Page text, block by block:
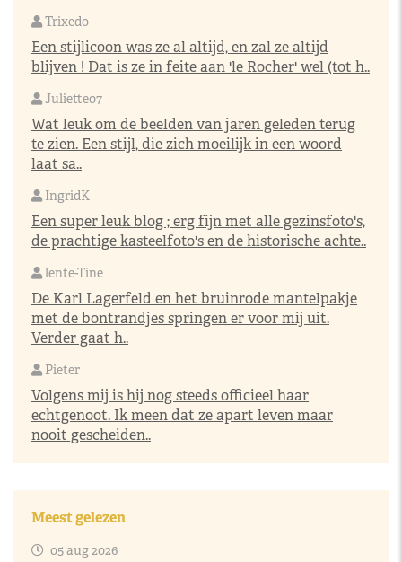
Trixedo
Een stijlicoon was ze al altijd, en zal ze altijd
blijven ! Dat is ze in feite aan 'le Rocher' wel (tot h..
Juliette07
Wat leuk om de beelden van jaren geleden terug
te zien. Een stijl, die zich moeilijk in een woord
laat sa..
IngridK
Een super leuk blog ; erg fijn met alle gezinsfoto's,
de prachtige kasteelfoto's en de historische achte..
lente-Tine
De Karl Lagerfeld en het bruinrode mantelpakje
met de bontrandjes springen er voor mij uit.
Verder gaat h..
Pieter
Volgens mij is hij nog steeds officieel haar
echtgenoot. Ik meen dat ze apart leven maar
nooit gescheiden..
Meest gelezen
05 aug 2026